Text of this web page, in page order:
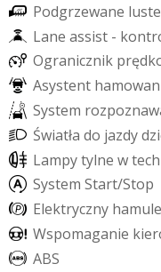
Podgrzewane luste
Lane assist - kontr
Ogranicznik prędk
Asystent hamowan
System rozpoznaw
Światła do jazdydzi
Lampytylne wtech
System Start/Stop
Elektryczny hamule
Wspomaganie kier
ABS